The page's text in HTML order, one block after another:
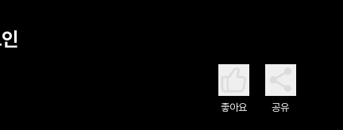
좋아요 공유